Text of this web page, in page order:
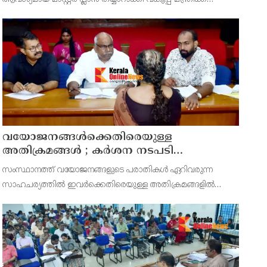
അറിയിച്ചു. ഡിപ്പോയ്ക്ക് നാല് ഏക്കറിൽ അധികം വരുന്ന
സ്ഥലമുണ്ട്
വയോജനങ്ങൾക്കെതിരെയുള്ള
അതിക്രമങ്ങൾ ; കർശന നടപടി
സ്വീകരിക്കുമെന്ന് കമ്മീഷൻ
സംസ്ഥാനത്ത് വയോജനങ്ങളുടെ പരാതികൾ ഏറിവരുന്ന
സാഹചര്യത്തിൽ ഇവർക്കെതിരെയുള്ള അതിക്രമങ്ങളിൽ
ചെയർമാൻ അഡ്വ. കെ. സോമപ്രസാദ്.